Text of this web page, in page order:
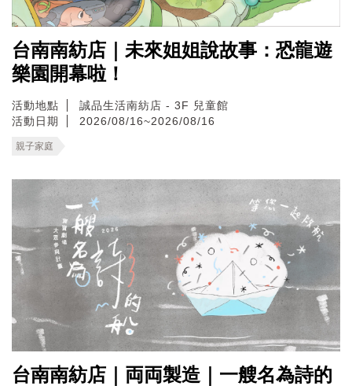
台南南紡店｜未來姐姐說故事：恐龍遊
樂園開幕啦！
活動地點
誠品生活南紡店 - 3F 兒童館
活動日期
2026/08/16~2026/08/16
親子家庭
台南南紡店｜両両製造｜一艘名為詩的